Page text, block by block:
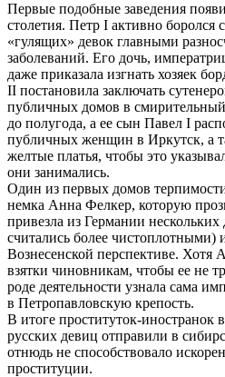
Первые подобные заведения
столетия. Петр I активно боролся
«гулящих» девок главными
заболеваний. Его дочь,
даже приказала изгнать хозяек
II постановила заключать
публичных домов в
до полугода, а ее сын Павел I
публичных женщин в Иркутск, а
желтые платья, чтобы это
они занимались.
Один из первых домов
немка Анна Фелкер, которую
привезла из Германии
считались более чистоплотными)
Вознесенской перспективе. Хотя
взятки чиновникам, чтобы ее не
роде деятельности узнала сама
в Петропавловскую крепость.
В итоге проституток-иностранок
русских девиц отправили в
отнюдь не способствовало
проституции.